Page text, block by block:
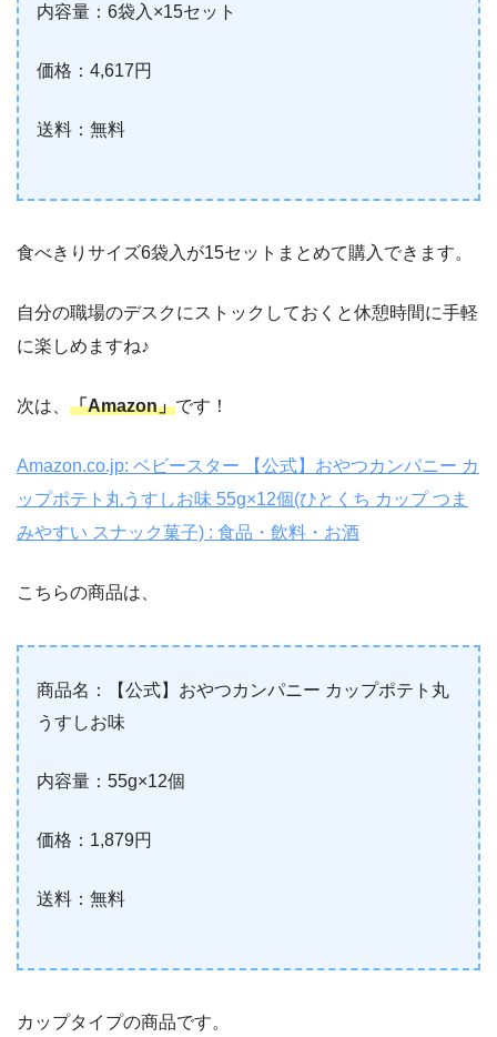
内容量：6袋入×15セット
価格：4,617円
送料：無料
食べきりサイズ6袋入が15セットまとめて購入できます。
自分の職場のデスクにストックしておくと休憩時間に手軽
に楽しめますね♪
次は、 「Amazon」です！
Amazon.co.jp: ベビースター 【公式】おやつカンパニー カ
ップポテト丸うすしお味 55g×12個(ひとくち カップ つま
みやすい スナック菓子) : 食品・飲料・お酒
こちらの商品は、
商品名：【公式】おやつカンパニー カップポテト丸
うすしお味
内容量：55g×12個
価格：1,879円
送料：無料
カップタイプの商品です。